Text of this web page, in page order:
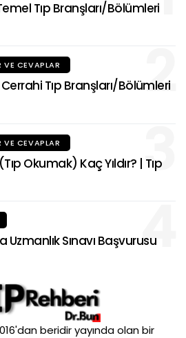
Tıp Branşları/Bölümleri
2
VE CEVAPLAR
Tıp Branşları/Bölümleri
3
VE CEVAPLAR
Okumak) Kaç Yıldır? | Tıp
4
Uzmanlık Sınavı Başvurusu
beridir yayında olan bir